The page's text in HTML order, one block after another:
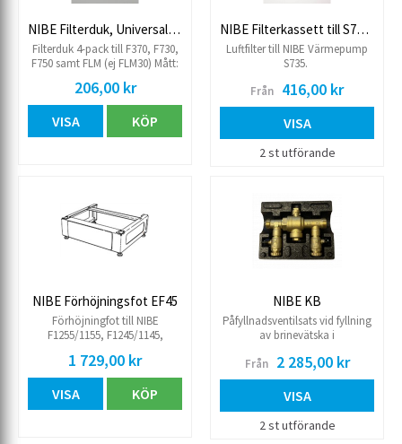
NIBE Filterduk, Universalfilter G4
Filterduk 4-pack till F370, F730,
F750 samt FLM (ej FLM30) Mått:
206,00 kr
VISA KÖP
NIBE Filterkassett till S735 (4-pack)
Luftfilter till NIBE Värmepump
S735.
Från 416,00 kr
VISA
2 st utförande
NIBE Förhöjningsfot EF45
Förhöjningfot till NIBE
F1255/1155, F1245/1145,
användas till F370/470/730/750
och VVM 225/310/320 och 325.
1 729,00 kr
VISA KÖP
NIBE KB
Påfyllnadsventilsats vid fyllning
av brinevätska i
markvärmepumpar. Inkl.
smutsflter och isolering.
Anslutningar KB25 R25, KB 32
Från 2 285,00 kr
VISA
2 st utförande